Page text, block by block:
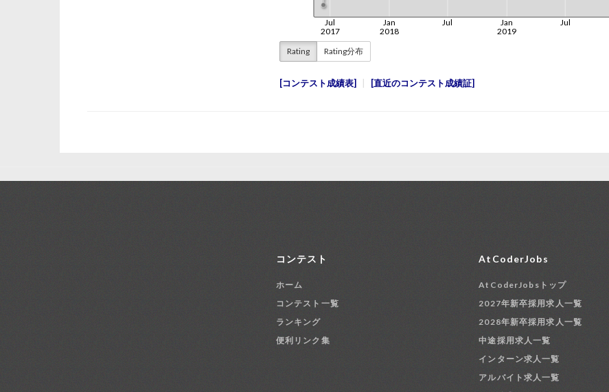
Rating Rating分布
コンテスト成績表 直近のコンテスト成績証
コンテスト
ホーム
コンテスト一覧
ランキング
便利リンク集
AtCoderJobs
AtCoderJobsトップ
2027年新卒採用求人一覧
2028年新卒採用求人一覧
中途採用求人一覧
インターン求人一覧
アルバイト求人一覧